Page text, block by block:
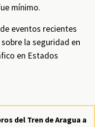
mínimo.
eventos recientes
la seguridad en
en Estados
del Tren de Aragua a